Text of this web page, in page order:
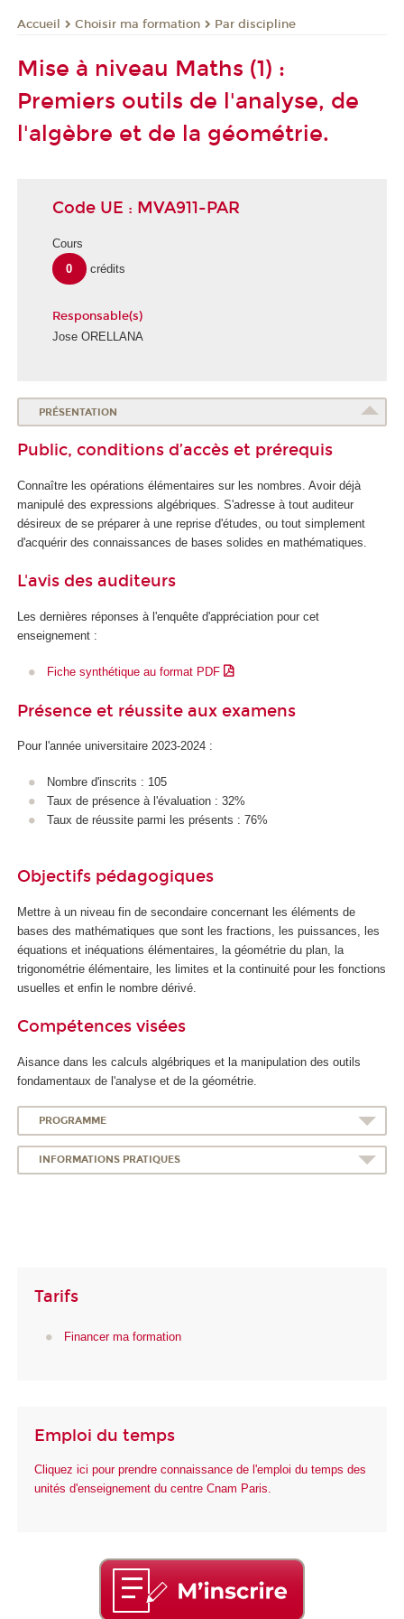
Accueil Choisir ma formation Par discipline
Mise à niveau Maths (1) :
Premiers outils de l'analyse, de
l'algèbre et de la géométrie.
Code UE : MVA911-PAR
Cours
0
crédits
Responsable(s)
Jose ORELLANA
PRÉSENTATION
Public, conditions d’accès et prérequis
Connaître les opérations élémentaires sur les nombres. Avoir déjà
manipulé des expressions algébriques. S'adresse à tout auditeur
désireux de se préparer à une reprise d'études, ou tout simplement
d'acquérir des connaissances de bases solides en mathématiques.
L'avis des auditeurs
Les dernières réponses à l'enquête d'appréciation pour cet
enseignement :
Fiche synthétique au format PDF
Présence et réussite aux examens
Pour l'année universitaire 2023-2024 :
Nombre d'inscrits : 105
Taux de présence à l'évaluation : 32%
Taux de réussite parmi les présents : 76%
Objectifs pédagogiques
Mettre à un niveau fin de secondaire concernant les éléments de
bases des mathématiques que sont les fractions, les puissances, les
équations et inéquations élémentaires, la géométrie du plan, la
trigonométrie élémentaire, les limites et la continuité pour les fonctions
usuelles et enfin le nombre dérivé.
Compétences visées
Aisance dans les calculs algébriques et la manipulation des outils
fondamentaux de l'analyse et de la géométrie.
PROGRAMME
INFORMATIONS PRATIQUES
Tarifs
Financer ma formation
Emploi du temps
Cliquez ici pour prendre connaissance de l'emploi du temps des
unités d'enseignement du centre Cnam Paris.